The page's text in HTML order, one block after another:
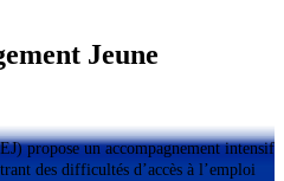
Jeune
propose un accompagnement intensif
des difficultés d’accès à l’emploi